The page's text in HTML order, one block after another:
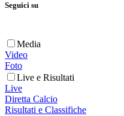
Seguici su
Media
Video
Foto
Live e Risultati
Live
Diretta Calcio
Risultati e Classifiche